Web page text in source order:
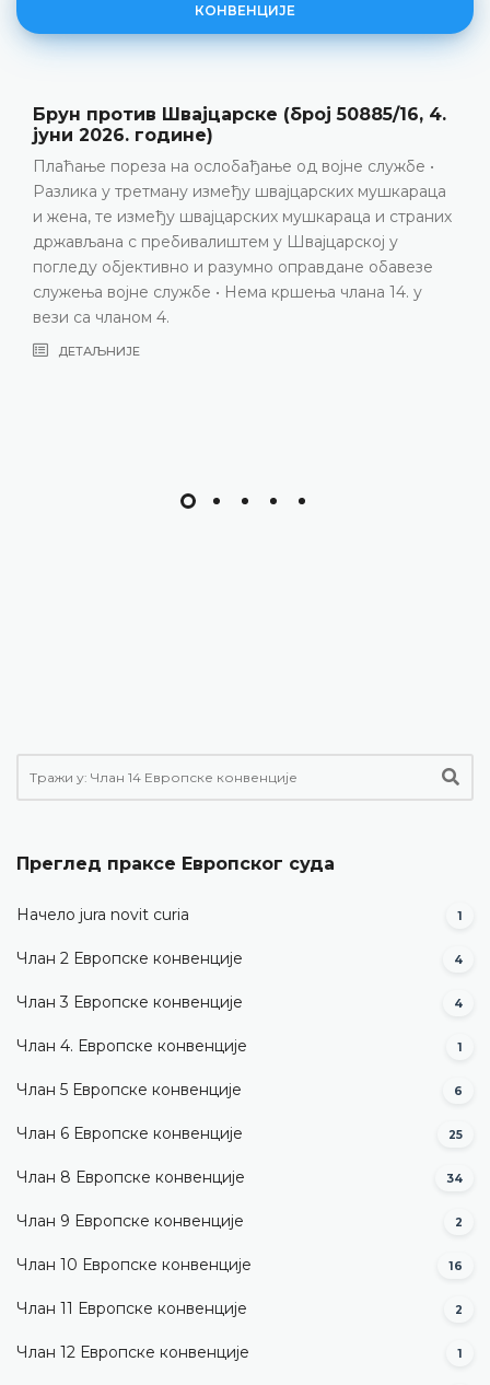
КОНВЕНЦИЈЕ
(број 50885/16, 4.
ослобађање од војне службе •
између швајцарских мушкараца
мушкараца и страних
у Швајцарској у
и разумно оправдане обавезе
• Нема кршења члана 14. у
Ortega Ortega
Неиспуњавање
обезбиједи
основу пола у
накнаде • Кршење
заштиту људских
са чланом 8.
Преглед праксе Европског суда
Начело jura novit curia 1
Члан 2 Европске конвенције 4
Члан 3 Европске конвенције 4
Члан 4. Европске конвенције 1
Члан 5 Европске конвенције 6
Члан 6 Европске конвенције 25
Члан 8 Европске конвенције 34
Члан 9 Европске конвенције 2
Члан 10 Европске конвенције 16
Члан 11 Европске конвенције 2
Члан 12 Европске конвенције 1